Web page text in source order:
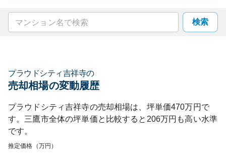
検索
プラウドシティ吉祥寺の
売却相場の変動履歴
プラウドシティ吉祥寺の売却相場は、坪単価470万円で
す。 三鷹市全体の坪単価と比較すると 206万円も高い水準
です。
推定価格（万円）